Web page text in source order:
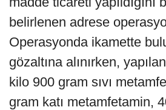
belirlenen adrese
Operasyonda ikamette
gözaltına alınırken,
kilo 900 gram sıvı
gram katı metamfetamin,